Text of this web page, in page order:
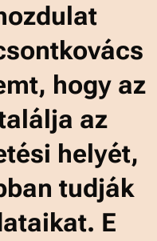
hogy az
az
helyét,
tudják
E